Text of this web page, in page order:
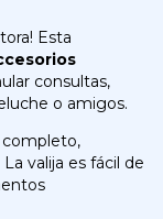
Esta
consultas,
o amigos.
completo,
valija es fácil de